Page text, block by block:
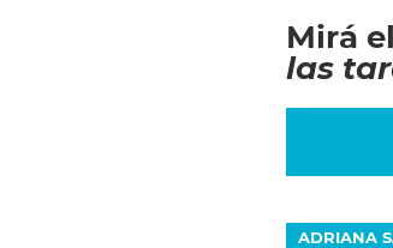
Mirá
las
ADRIANA